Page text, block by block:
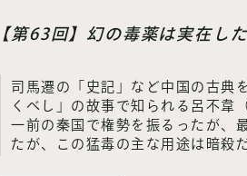
【第63回】幻の毒薬は実在し
司馬遷の「史記」など中国の古典
くべし」の故事で知られる呂不韋
一前の秦国で権勢を振るったが、
たが、この猛毒の主な用途は暗殺だ